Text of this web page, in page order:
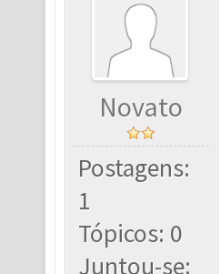
Novato
Postagens:
1
Tópicos: 0
Juntou-se: